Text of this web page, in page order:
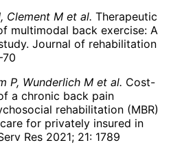
Clement M et al. Therapeutic
multimodal back exercise: A
Journal of rehabilitation
P, Wunderlich M et al. Cost-
a chronic back pain
rehabilitation (MBR)
for privately insured in
Res 2021; 21: 1789